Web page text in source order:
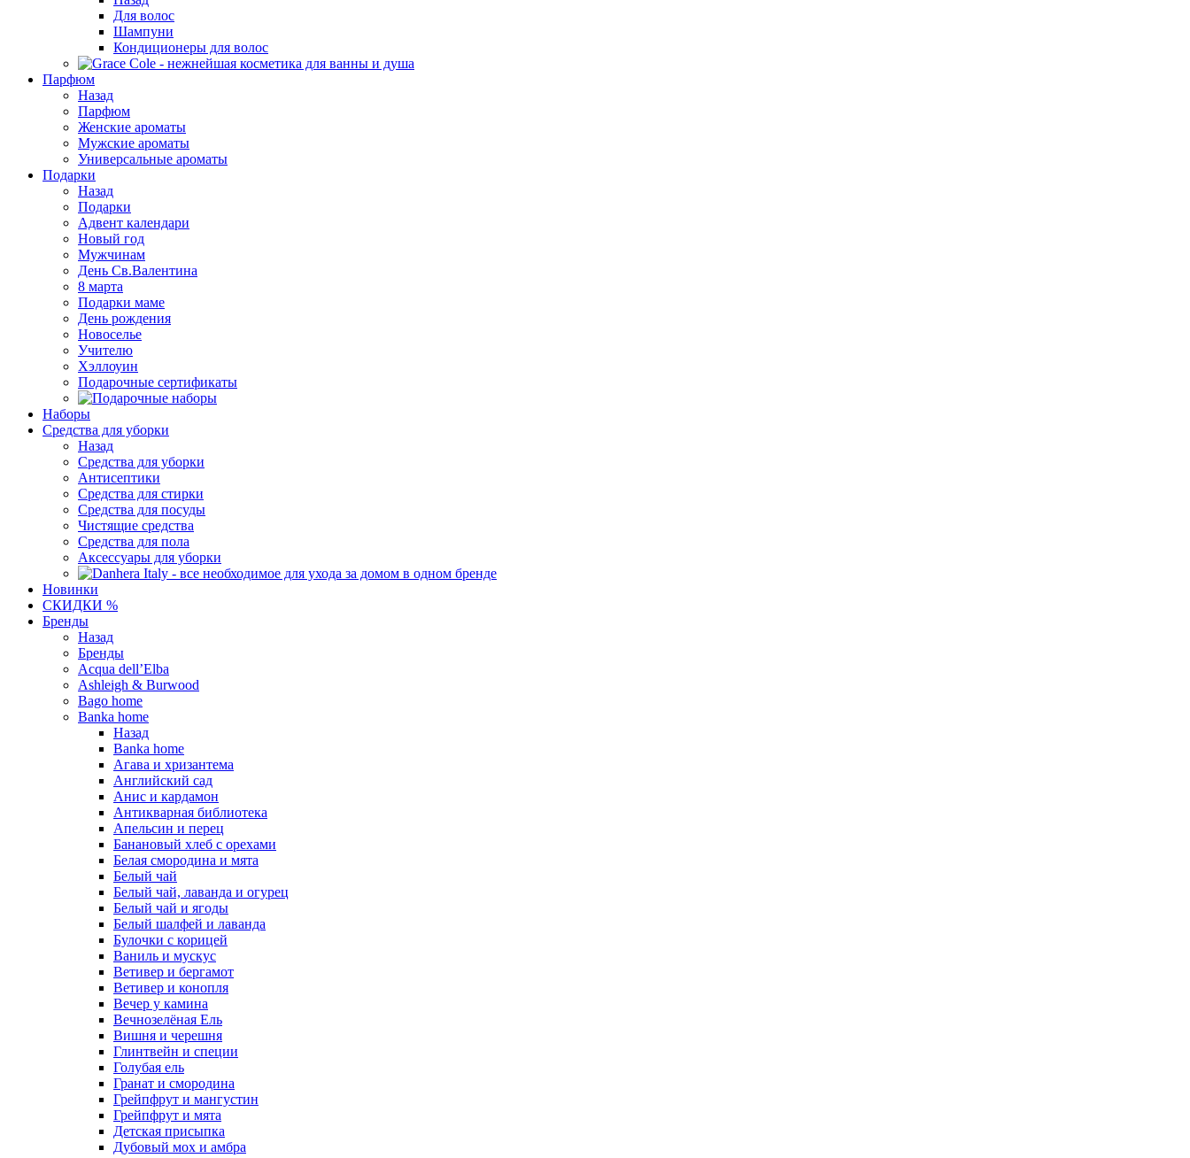
Для волос
Шампуни
Кондиционеры для волос
Парфюм
Назад
Парфюм
Женские ароматы
Мужские ароматы
Универсальные ароматы
Подарки
Назад
Подарки
Адвент календари
Новый год
Мужчинам
День Св.Валентина
8 марта
Подарки маме
День рождения
Новоселье
Учителю
Хэллоуин
Подарочные сертификаты
Наборы
Средства для уборки
Назад
Средства для уборки
Антисептики
Средства для стирки
Средства для посуды
Чистящие средства
Средства для пола
Аксессуары для уборки
Новинки
СКИДКИ %
Бренды
Назад
Бренды
Acqua dell’Elba
Ashleigh & Burwood
Bago home
Banka home
Назад
Banka home
Агава и хризантема
Английский сад
Анис и кардамон
Антикварная библиотека
Апельсин и перец
Банановый хлеб с орехами
Белая смородина и мята
Белый чай
Белый чай, лаванда и огурец
Белый чай и ягоды
Белый шалфей и лаванда
Булочки с корицей
Ваниль и мускус
Ветивер и бергамот
Ветивер и конопля
Вечер у камина
Вечнозелёная Ель
Вишня и черешня
Глинтвейн и специи
Голубая ель
Гранат и смородина
Грейпфрут и мангустин
Грейпфрут и мята
Детская присыпка
Дубовый мох и амбра